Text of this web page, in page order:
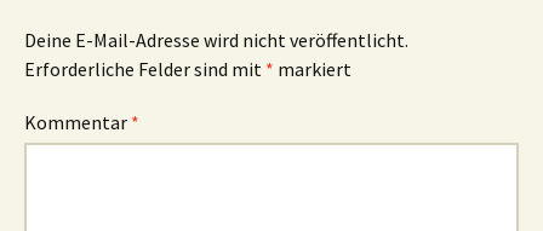
Deine E-Mail-Adresse wird nicht veröffentlicht.
Erforderliche Felder sind mit * markiert
Kommentar *